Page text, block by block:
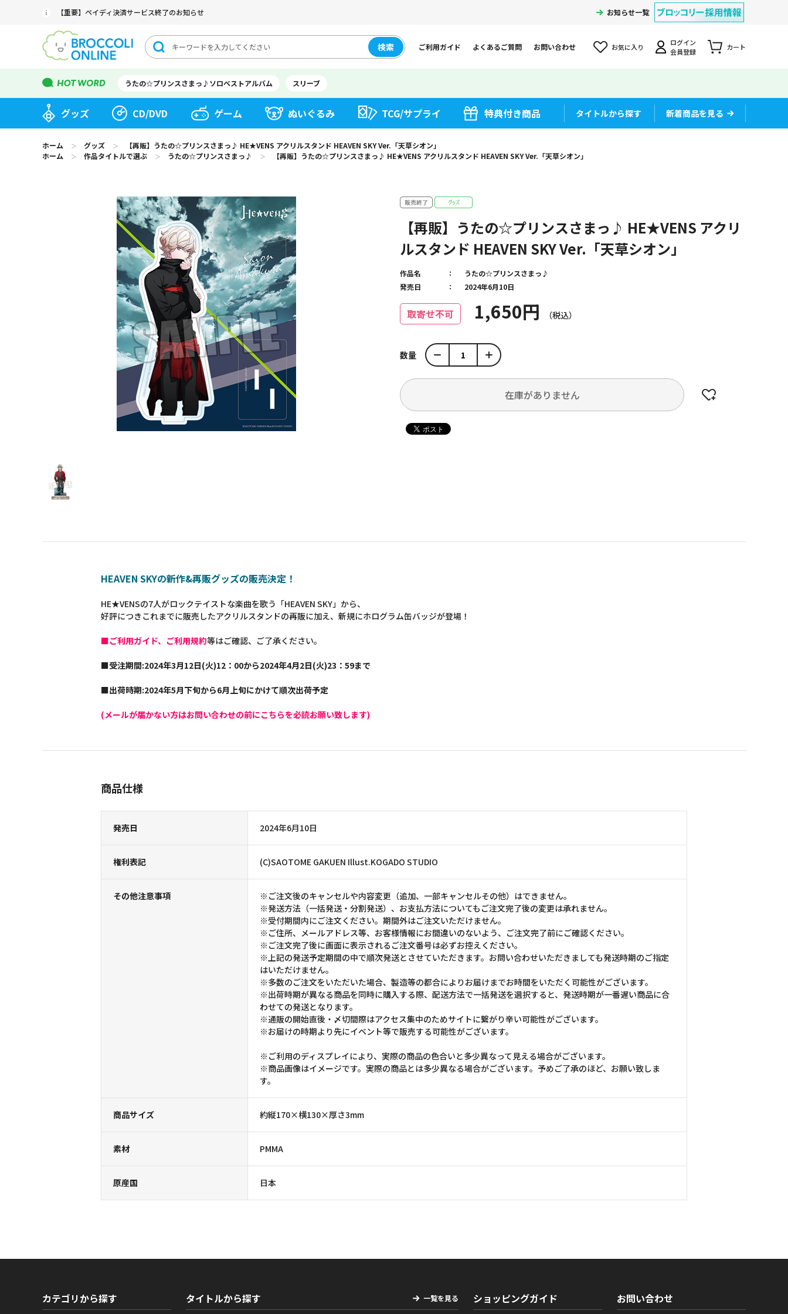
【重要】ペイディ決済サービス終了のお知らせ お知らせ一覧
検索 ご利用ガイド よくあるご質問 お問い合わせ お気に入り
ログイン
会員登録
カート
うたの☆プリンスさまっ♪ソロベストアルバム スリーブ
グッズ CD/DVD ゲーム ぬいぐるみ TCG/サプライ 特典付き商品 タイトルから探す 新着商品を見る
ホーム ＞ グッズ ＞
【再販】うたの☆プリンスさまっ♪ HE★VENS アクリルスタンド HEAVEN SKY Ver.「天草シオン」
ホーム
＞ 作品タイトルで選ぶ ＞ うたの☆プリンスさまっ♪ ＞ 【再販】うたの☆プリンスさまっ♪ HE★VENS アクリルスタンド HEAVEN SKY Ver.「天草シオン」
【再販】うたの☆プリンスさまっ♪ HE★VENS アクリ
ルスタンド HEAVEN SKY Ver.「天草シオン」
取寄せ不可 1,650円
作品名
うたの☆プリンスさまっ♪
発売日
2024年6月10日
数量
在庫がありません
HEAVEN SKYの新作&再販グッズの販売決定！
HE★VENSの7人がロックテイストな楽曲を歌う「HEAVEN SKY」から、
好評につきこれまでに販売したアクリルスタンドの再販に加え、新規にホログラム缶バッジが登場！
■ご利用ガイド、ご利用規約等はご確認、ご了承ください。
■受注期間:2024年3月12日(火)12：00から2024年4月2日(火)23：59まで
■出荷時期:2024年5月下旬から6月上旬にかけて順次出荷予定
(メールが届かない方はお問い合わせの前にこちらを必読お願い致します)
商品仕様
発売日 2024年6月10日
権利表記 (C)SAOTOME GAKUEN Illust.KOGADO STUDIO
その他注意事項
※ご注文後のキャンセルや内容変更（追加、一部キャンセルその他）はできません。
※発送方法（一括発送・分割発送）、お支払方法についてもご注文完了後の変更は承れません。
※受付期間内にご注文ください。期間外はご注文いただけません。
※ご住所、メールアドレス等、お客様情報にお間違いのないよう、ご注文完了前にご確認ください。
※ご注文完了後に画面に表示されるご注文番号は必ずお控えください。
※上記の発送予定期間の中で順次発送とさせていただきます。お問い合わせいただきましても発送時期のご指定
はいただけません。
※多数のご注文をいただいた場合、製造等の都合によりお届けまでお時間をいただく可能性がございます。
※出荷時期が異なる商品を同時に購入する際、配送方法で一括発送を選択すると、発送時期が一番遅い商品に合
わせての発送となります。
※通販の開始直後・〆切間際はアクセス集中のためサイトに繋がり辛い可能性がございます。
※お届けの時期より先にイベント等で販売する可能性がございます。
※ご利用のディスプレイにより、実際の商品の色合いと多少異なって見える場合がございます。
※商品画像はイメージです。実際の商品とは多少異なる場合がございます。予めご了承のほど、お願い致しま
す。
商品サイズ 約縦170×横130×厚さ3mm
素材 PMMA
原産国 日本
カテゴリから探す タイトルから探す 一覧を見る ショッピングガイド お問い合わせ